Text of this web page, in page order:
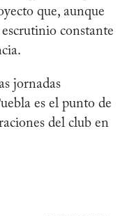
que, aunque
constante
jornadas
es el punto de
del club en